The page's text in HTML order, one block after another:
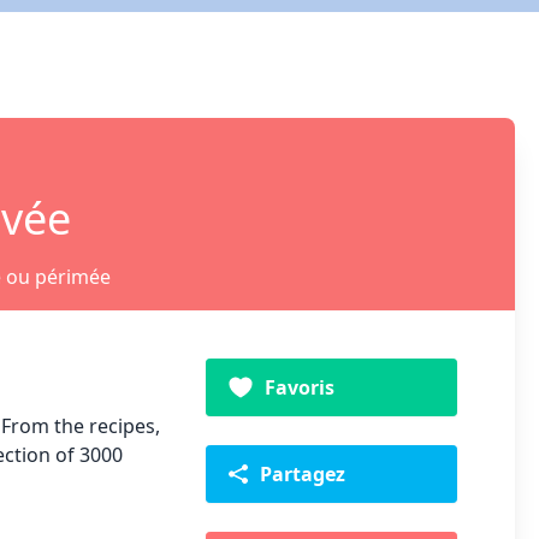
ou périmée
the recipes,
of 3000
Favoris
Partagez